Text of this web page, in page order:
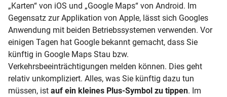
„Karten“ von iOS und „Google Maps“ von Android. Im
Gegensatz zur Applikation von Apple, lässt sich Googles
Anwendung mit beiden Betriebssystemen verwenden. Vor
einigen Tagen hat Google bekannt gemacht, dass Sie
künftig in Google Maps Stau bzw.
Verkehrsbeeinträchtigungen melden können. Dies geht
relativ unkompliziert. Alles, was Sie künftig dazu tun
müssen, ist auf ein kleines Plus-Symbol zu tippen. Im